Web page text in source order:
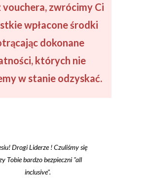
vouchera, zwrócimy Ci
wpłacone środki
dokonane
, których nie
w stanie odzyskać.
Gdyby nie fachowa opieka,
i doświadczenie lidera,
nie dałbym rady wejść na